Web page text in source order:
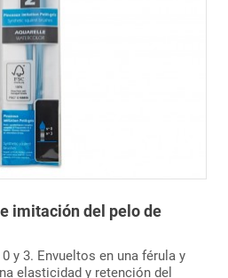
imitación del pelo de
y 3. Envueltos en una férula y
elasticidad y retención del